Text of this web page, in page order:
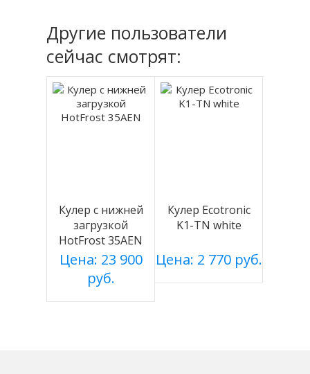
Другие пользователи
сейчас смотрят:
Кулер с нижней
загрузкой
HotFrost 35AEN
Цена: 23 900
руб.
Кулер Ecotronic
K1-TN white
Цена: 2 770 руб.